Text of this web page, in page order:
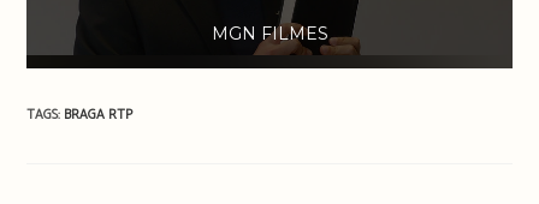
MGN FILMES
TAGS: BRAGA RTP